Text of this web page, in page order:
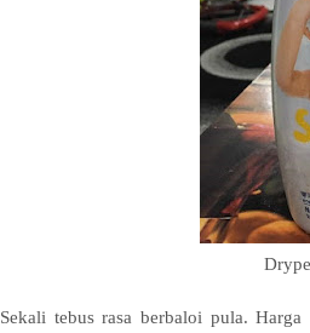
Sekali tebus rasa berbaloi pula.